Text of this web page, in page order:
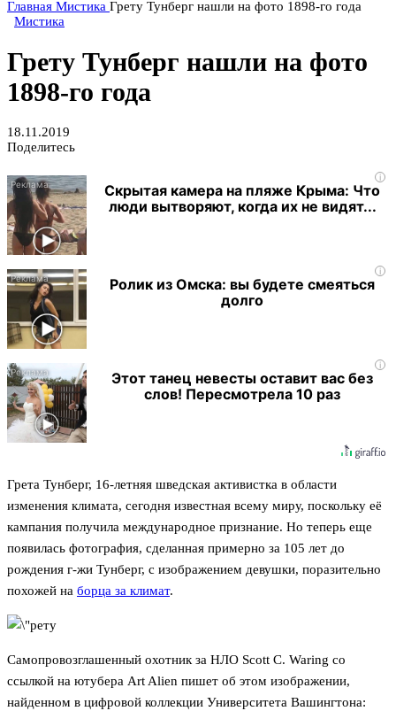
Главная Мистика Грету Тунберг нашли на фото 1898-го года
Мистика
Грету Тунберг нашли на фото
1898-го года
18.11.2019
Поделитесь
i
Скрытая камера на пляже Крыма: Что
люди вытворяют, когда их не видят...
i
Ролик из Омска: вы будете смеяться
долго
i
Этот танец невесты оставит вас без
слов! Пересмотрела 10 раз
Грета Тунберг, 16-летняя шведская активистка в области
изменения климата, сегодня известная всему миру, поскольку её
кампания получила международное признание. Но теперь еще
появилась фотография, сделанная примерно за 105 лет до
рождения г-жи Тунберг, с изображением девушки, поразительно
похожей на борца за климат.
Самопровозглашенный охотник за НЛО Scott C. Waring со
ссылкой на ютубера Art Alien пишет об этом изображении,
найденном в цифровой коллекции Университета Вашингтона: